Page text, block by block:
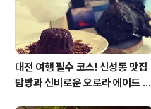
대전 여행 필수 코스! 신성동 맛집
탐방과 신비로운 오로라 에이드 체